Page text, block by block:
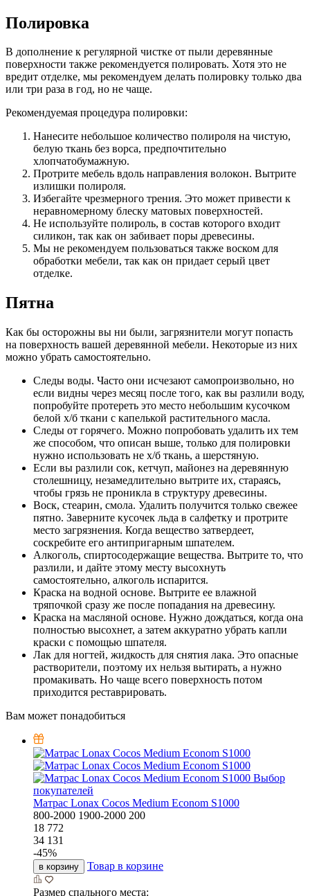
Полировка
В дополнение к регулярной чистке от пыли деревянные
поверхности также рекомендуется полировать. Хотя это не
вредит отделке, мы рекомендуем делать полировку только два
или три раза в год, но не чаще.
Рекомендуемая процедура полировки:
Нанесите небольшое количество полироля на чистую,
белую ткань без ворса, предпочтительно
хлопчатобумажную.
Протрите мебель вдоль направления волокон. Вытрите
излишки полироля.
Избегайте чрезмерного трения. Это может привести к
неравномерному блеску матовых поверхностей.
Не используйте полироль, в состав которого входит
силикон, так как он забивает поры древесины.
Мы не рекомендуем пользоваться также воском для
обработки мебели, так как он придает серый цвет
отделке.
Пятна
Как бы осторожны вы ни были, загрязнители могут попасть
на поверхность вашей деревянной мебели. Некоторые из них
можно убрать самостоятельно.
Следы воды. Часто они исчезают самопроизвольно, но
если видны через месяц после того, как вы разлили воду,
попробуйте протереть это место небольшим кусочком
белой х/б ткани с капелькой растительного масла.
Следы от горячего. Можно попробовать удалить их тем
же способом, что описан выше, только для полировки
нужно использовать не х/б ткань, а шерстяную.
Если вы разлили сок, кетчуп, майонез на деревянную
столешницу, незамедлительно вытрите их, стараясь,
чтобы грязь не проникла в структуру древесины.
Воск, стеарин, смола. Удалить получится только свежее
пятно. Заверните кусочек льда в салфетку и протрите
место загрязнения. Когда вещество затвердеет,
соскребите его антипригарным шпателем.
Алкоголь, спиртосодержащие вещества. Вытрите то, что
разлили, и дайте этому месту высохнуть
самостоятельно, алкоголь испарится.
Краска на водной основе. Вытрите ее влажной
тряпочкой сразу же после попадания на древесину.
Краска на масляной основе. Нужно дождаться, когда она
полностью высохнет, а затем аккуратно убрать капли
краски с помощью шпателя.
Лак для ногтей, жидкость для снятия лака. Это опасные
растворители, поэтому их нельзя вытирать, а нужно
промакивать. Но чаще всего поверхность потом
приходится реставрировать.
Вам может понадобиться
Выбор
покупателей
Матрас Lonax Cocos Medium Econom S1000
800-2000 1900-2000 200
18 772
34 131
-45%
в корзину Товар в корзине
Размер спального места: